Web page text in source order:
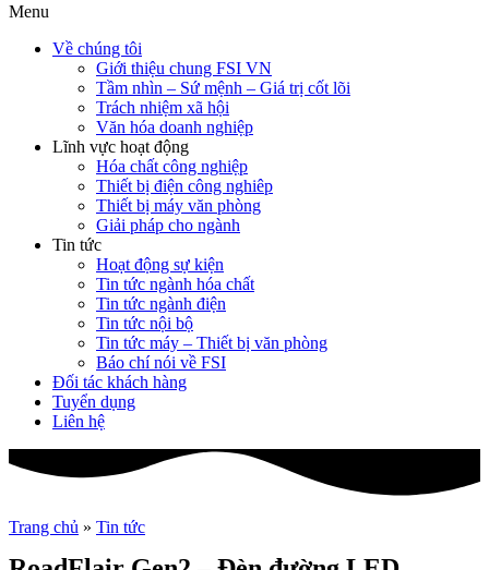
Menu
Về chúng tôi
Giới thiệu chung FSI VN
Tầm nhìn – Sứ mệnh – Giá trị cốt lõi
Trách nhiệm xã hội
Văn hóa doanh nghiệp
Lĩnh vực hoạt động
Hóa chất công nghiệp
Thiết bị điện công nghiêp
Thiết bị máy văn phòng
Giải pháp cho ngành
Tin tức
Hoạt động sự kiện
Tin tức ngành hóa chất
Tin tức ngành điện
Tin tức nội bộ
Tin tức máy – Thiết bị văn phòng
Báo chí nói về FSI
Đối tác khách hàng
Tuyển dụng
Liên hệ
Trang chủ » Tin tức